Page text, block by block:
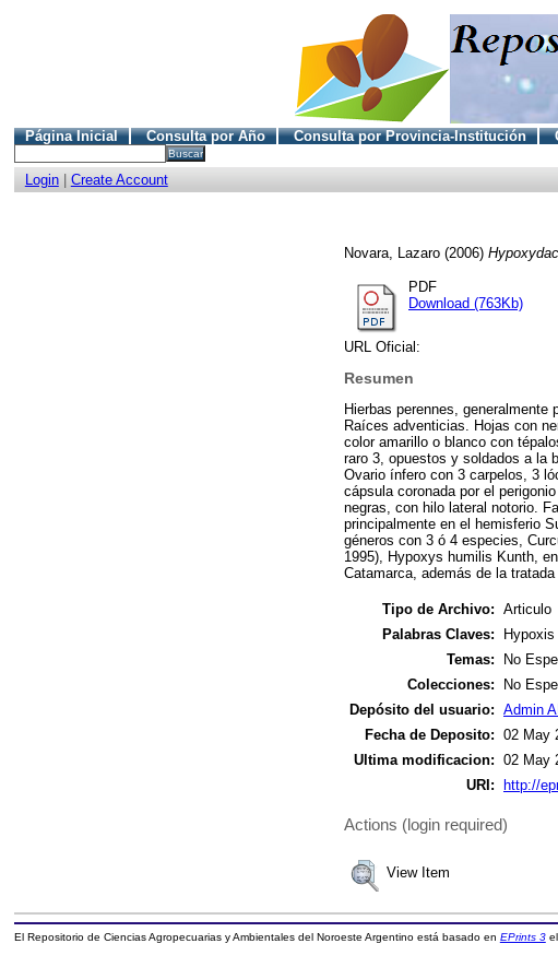
Página Inicial Consulta por Año Consulta por Provincia-Institución
Login| Create Account
Novara, Lazaro (2006)
PDF
Download (763Kb)
URL Oficial:
Resumen
Hierbas perennes,
Raíces adventicias. Hojas con
color amarillo o blanco con
raro 3, opuestos y soldados a la
Ovario ínfero con 3 carpelos, 3
cápsula coronada por el
negras, con hilo lateral notorio.
principalmente en el hemisferio
géneros con 3 ó 4 especies,
1995), Hypoxys humilis Kunth,
Catamarca, además de la
Tipo de Archivo: Articulo
Palabras Claves:
Hypoxis
Temas:
No
Colecciones:
No
Depósito del usuario: Admin
Fecha de Deposito: 02 May
Ultima modificacion: 02 May
URI: http://
Actions (login required)
View Item
El Repositorio de Ciencias Agropecuarias y Ambientales del Noroeste Argentino está basado en EPrints 3el